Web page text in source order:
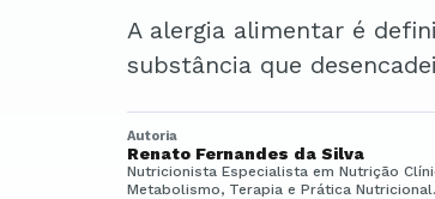
A alergia alimentar é definida como uma reação do organismo a alguma
substância que
Autoria
Renato Fernandes da Silva
Nutricionista Especialista em Nutrição
Metabolismo, Terapia e Prática Nutricional.